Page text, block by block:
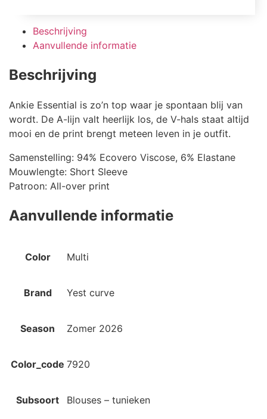
Beschrijving
Aanvullende informatie
Beschrijving
Ankie Essential is zo’n top waar je spontaan blij van
wordt. De A-lijn valt heerlijk los, de V-hals staat altijd
mooi en de print brengt meteen leven in je outfit.
Samenstelling: 94% Ecovero Viscose, 6% Elastane
Mouwlengte: Short Sleeve
Patroon: All-over print
Aanvullende informatie
Color Multi
Brand Yest curve
Season Zomer 2026
Color_code 7920
Subsoort Blouses – tunieken